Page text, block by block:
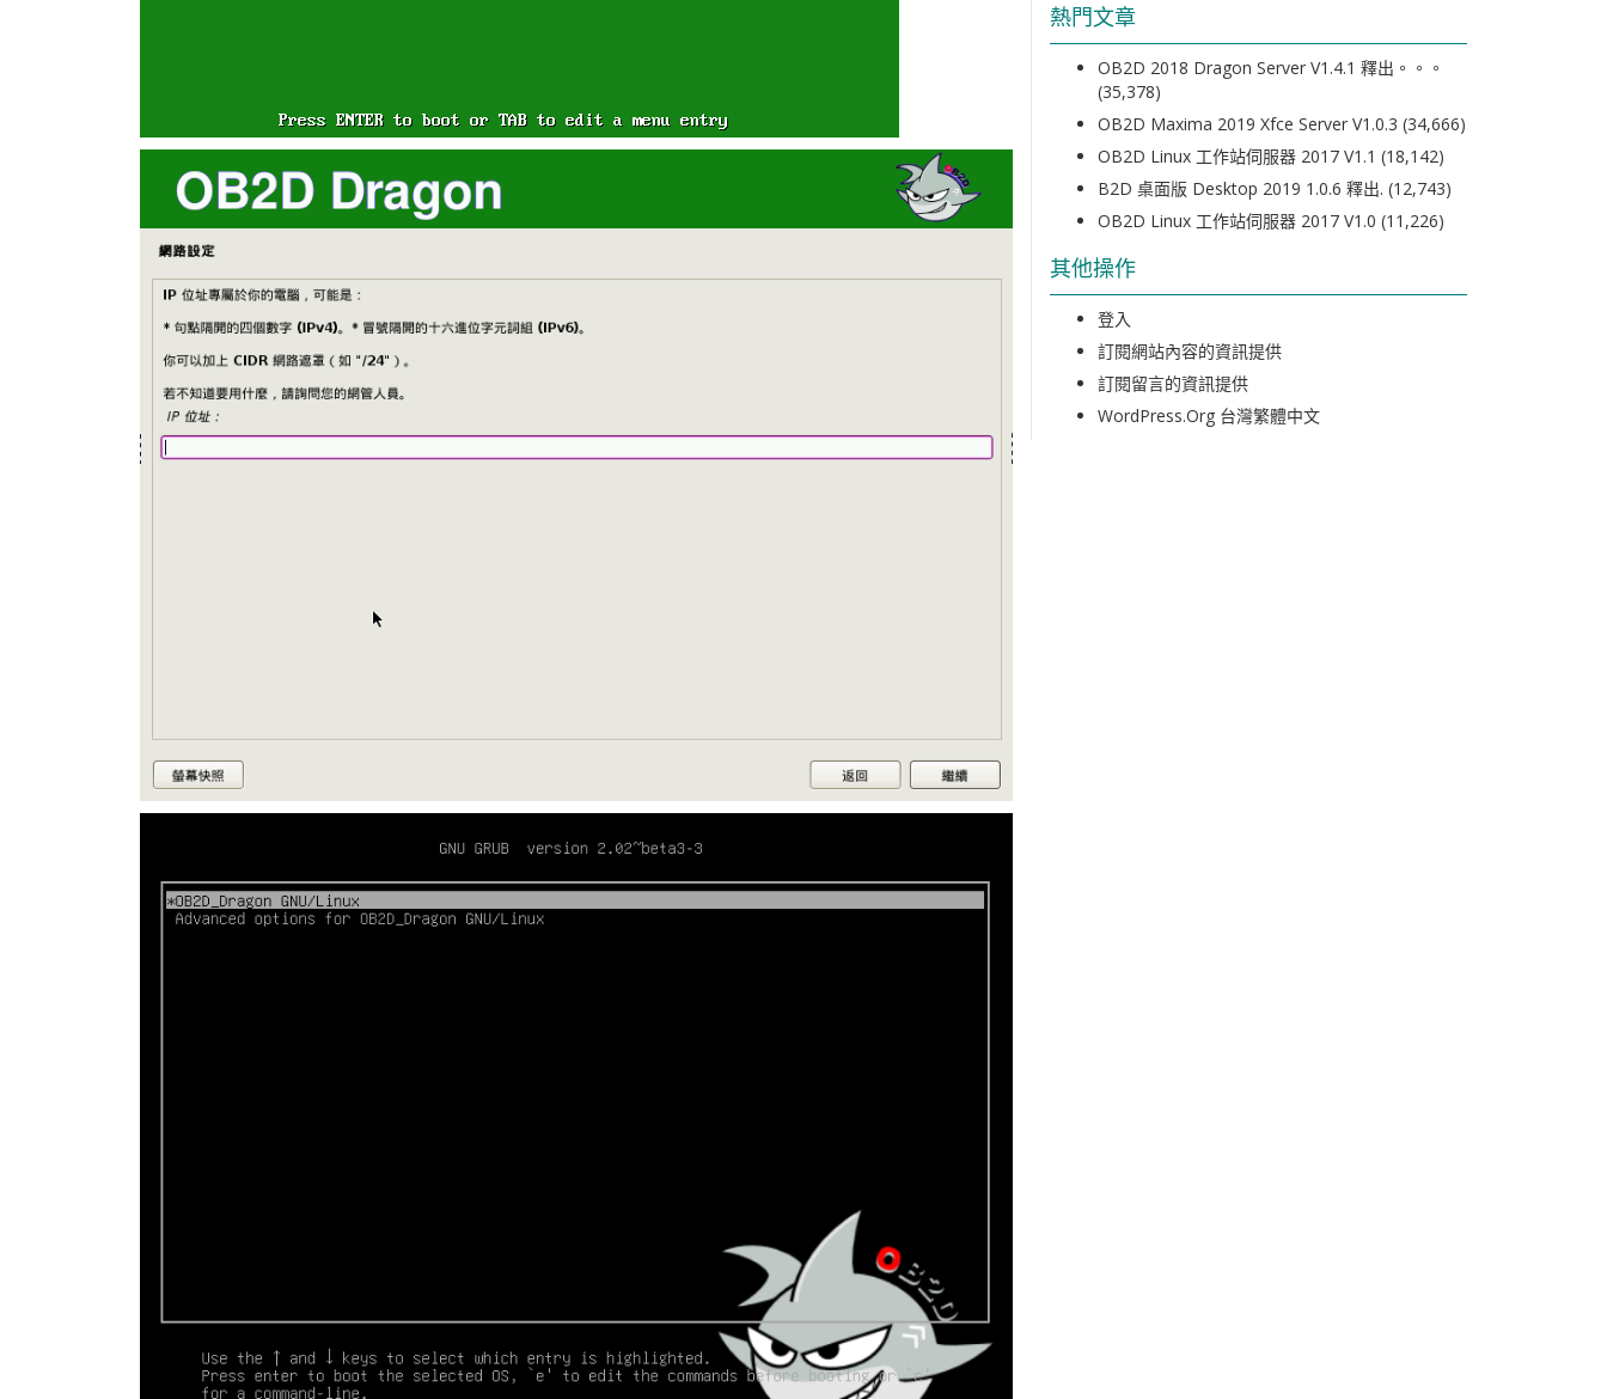
熱門文章
OB2D 2018 Dragon Server V1.4.1 釋出。。。
(35,378)
OB2D Maxima 2019 Xfce Server V1.0.3 (34,666)
OB2D Linux 工作站伺服器 2017 V1.1 (18,142)
B2D 桌面版 Desktop 2019 1.0.6 釋出. (12,743)
OB2D Linux 工作站伺服器 2017 V1.0 (11,226)
其他操作
登入
訂閱網站內容的資訊提供
訂閱留言的資訊提供
WordPress.org 台灣繁體中文